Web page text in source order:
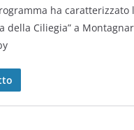
ha caratterizzato
della Ciliegia” a